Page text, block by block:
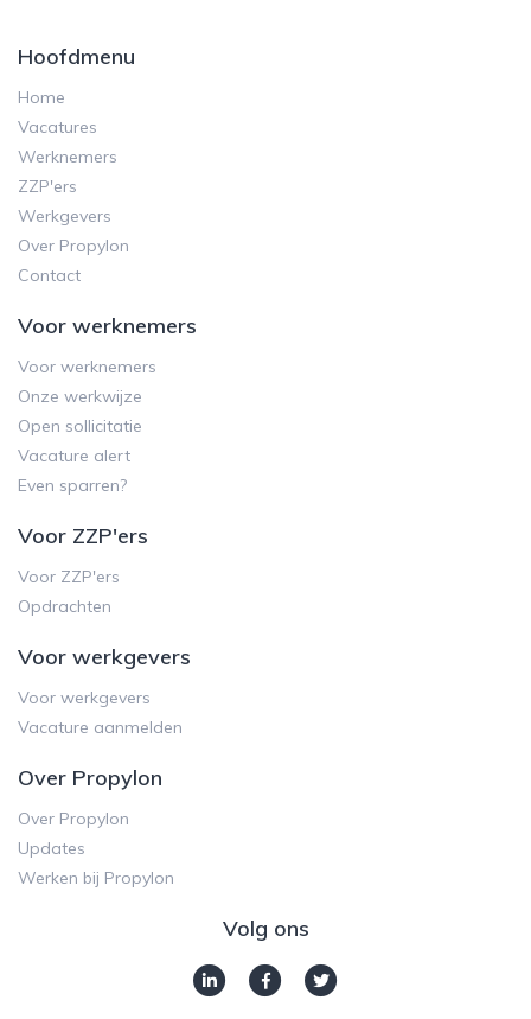
Hoofdmenu
Home
Vacatures
Werknemers
ZZP'ers
Werkgevers
Over Propylon
Contact
Voor werknemers
Voor werknemers
Onze werkwijze
Open sollicitatie
Vacature alert
Even sparren?
Voor ZZP'ers
Voor ZZP'ers
Opdrachten
Voor werkgevers
Voor werkgevers
Vacature aanmelden
Over Propylon
Over Propylon
Updates
Werken bij Propylon
Volg ons